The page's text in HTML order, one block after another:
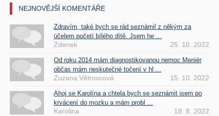
NEJNOVĚJŠÍ KOMENTÁŘE
Zdravím, také bych se rád seznámil z někým za
účelem početí bílého dítě. Jsem he ...
Zdenek 25. 10. 2022
Od roku 2014 mám diagnostikovanou nemoc Meniér
občas mám neskutečné točení v hl ...
Zuzana Větrovcová 15. 10. 2022
Ahoj se Karolína a chtela bych se seznámit jsem po
krvácení do mozku a mám probl ...
Karolina 18. 8. 2022